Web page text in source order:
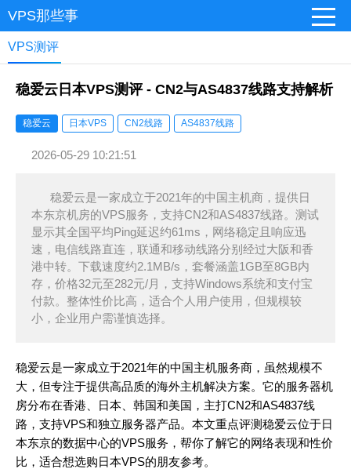
VPS那些事
VPS测评
稳爱云日本VPS测评 - CN2与AS4837线路支持解析
稳爱云 日本VPS CN2线路 AS4837线路
2026-05-29 10:21:51
稳爱云是一家成立于2021年的中国主机商，提供日
本东京机房的VPS服务，支持CN2和AS4837线路。测试
显示其全国平均Ping延迟约61ms，网络稳定且响应迅
速，电信线路直连，联通和移动线路分别经过大阪和香
港中转。下载速度约2.1MB/s，套餐涵盖1GB至8GB内
存，价格32元至282元/月，支持Windows系统和支付宝
付款。整体性价比高，适合个人用户使用，但规模较
小，企业用户需谨慎选择。
稳爱云是一家成立于2021年的中国主机服务商，虽然规模不
大，但专注于提供高品质的海外主机解决方案。它的服务器机
房分布在香港、日本、韩国和美国，主打CN2和AS4837线
路，支持VPS和独立服务器产品。本文重点评测稳爱云位于日
本东京的数据中心的VPS服务，帮你了解它的网络表现和性价
比，适合想选购日本VPS的朋友参考。